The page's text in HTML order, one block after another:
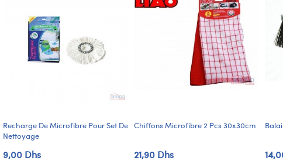
Recharge De Microfibre Pour Set De
Nettoyage
9,00 Dhs
Chiffons Microfibre 2 Pcs 30x30cm
21,90 Dhs